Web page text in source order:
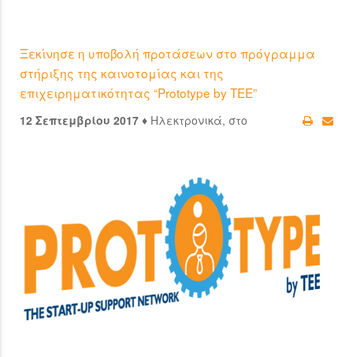
Ξεκίνησε η υποβολή προτάσεων στο πρόγραμμα
στήριξης της καινοτομίας και της
επιχειρηματικότητας “Prototype by TEE”
12 Σεπτεμβρίου 2017 ♦ Ηλεκτρονικά, στο